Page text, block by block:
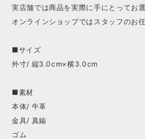
実店舗では商品を実際に手にとってお
オンラインショップではスタッフのお
■サイズ
外寸/ 縦3.0cm×横3.0cm
■素材
本体/ 牛革
金具/ 真鍮
ゴム